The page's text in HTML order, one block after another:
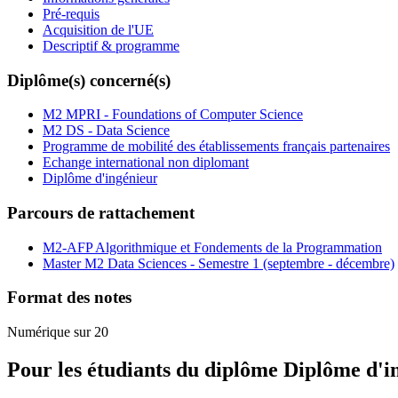
Pré-requis
Acquisition de l'UE
Descriptif & programme
Diplôme(s) concerné(s)
M2 MPRI - Foundations of Computer Science
M2 DS - Data Science
Programme de mobilité des établissements français partenaires
Echange international non diplomant
Diplôme d'ingénieur
Parcours de rattachement
M2-AFP Algorithmique et Fondements de la Programmation
Master M2 Data Sciences - Semestre 1 (septembre - décembre)
Format des notes
Numérique sur 20
Pour les étudiants du diplôme Diplôme